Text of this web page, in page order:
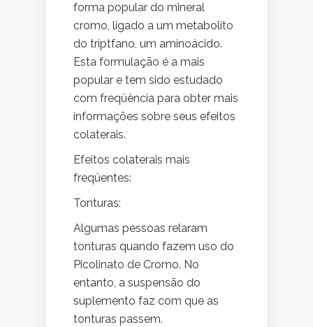
forma popular do mineral
cromo, ligado a um metabolito
do triptfano, um aminoácido.
Esta formulação é a mais
popular e tem sido estudado
com freqüência para obter mais
informações sobre seus efeitos
colaterais.
Efeitos colaterais mais
freqüentes:
Tonturas:
Algumas pessoas relaram
tonturas quando fazem uso do
Picolinato de Cromo. No
entanto, a suspensão do
suplemento faz com que as
tonturas passem.